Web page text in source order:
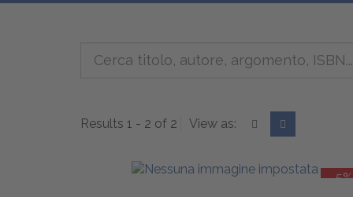
Results 1 - 2 of 2 View as:
-5%